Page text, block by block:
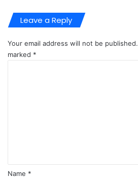
Leave a Reply
Your email address will not be published.
marked *
Name *